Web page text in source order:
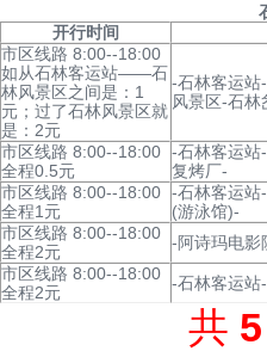
开行时间
市区线路 8:00--18:00
如从石林客运站——石
林风景区之间是：1
元；过了石林风景区就
是：2元
-石林客运站
风景区-石
市区线路 8:00--18:00
全程0.5元
-石林客运站
复烤厂-
市区线路 8:00--18:00
全程1元
-石林客运站
(游泳馆)-
市区线路 8:00--18:00
全程2元
-阿诗玛电影
市区线路 8:00--18:00
全程2元
-石林客运站
共